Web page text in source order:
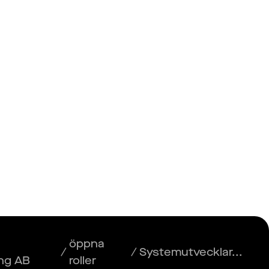
AB
/
öppna
roller
/Systemutvecklar...